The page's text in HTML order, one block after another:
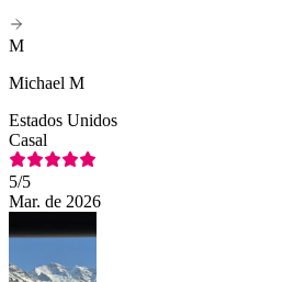
M
Michael M
Estados Unidos
Casal
5/5
Mar. de 2026